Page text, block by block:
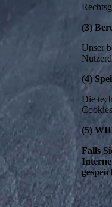
(3)
Unser
(4)
Die
(5)
Falls